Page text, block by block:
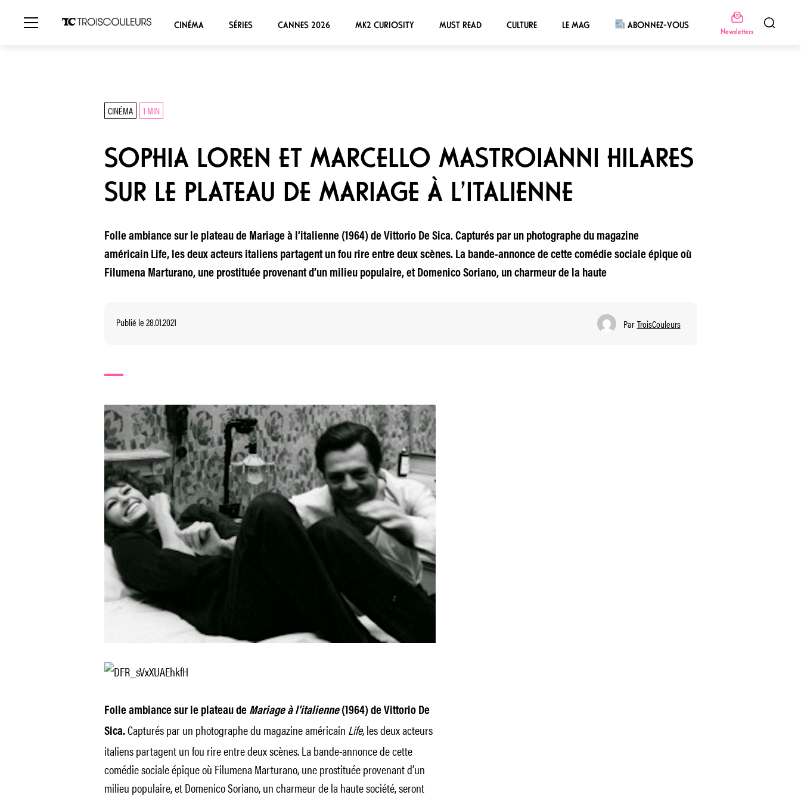
CINÉMA SÉRIES CANNES 2026 MK2 CURIOSITY MUST READ CULTURE LE MAG ABONNEZ-VOUS
Newsletters
CINÉMA 1 MIN
SOPHIA LOREN ET MARCELLO MASTROIANNI HILARES
SUR LE PLATEAU DE MARIAGE À L’ITALIENNE
Folle ambiance sur le plateau de Mariage à l’italienne (1964) de Vittorio De Sica. Capturés par un photographe du magazine
américain Life, les deux acteurs italiens partagent un fou rire entre deux scènes. La bande-annonce de cette comédie sociale épique où
Filumena Marturano, une prostituée provenant d’un milieu populaire, et Domenico Soriano, un charmeur de la haute
Publié le 28.01.2021 Par TroisCouleurs
Folle ambiance sur le plateau de Mariage à l’italienne(1964) de Vittorio De
Sica. Capturés par un photographe du magazine américain Life, les deux acteurs
italiens partagent un fou rire entre deux scènes. La bande-annonce de cette
comédie sociale épique où Filumena Marturano, une prostituée provenant d’un
milieu populaire, et Domenico Soriano, un charmeur de la haute société, seront